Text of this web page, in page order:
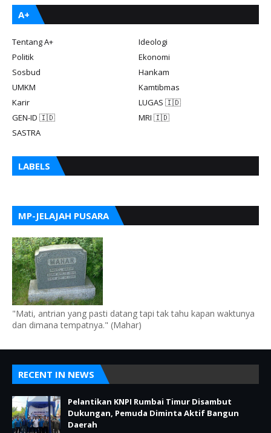
A+
Tentang A+
Ideologi
Politik
Ekonomi
Sosbud
Hankam
UMKM
Kamtibmas
Karir
LUGAS 🇮🇩
GEN-ID 🇮🇩
MRI 🇮🇩
SASTRA
LABELS
MP-JELAJAH PUSARA
"Mati, antrian yang pasti datang tapi tak tahu kapan waktunya
dan dimana tempatnya." (Mahar)
RECENT IN NEWS
Pelantikan KNPI Rumbai Timur Disambut
Dukungan, Pemuda Diminta Aktif Bangun
Daerah